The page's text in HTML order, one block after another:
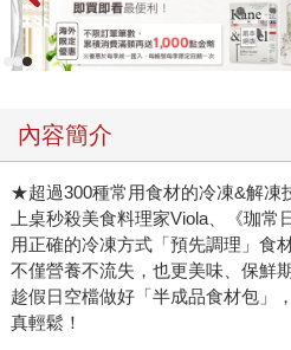
內容簡介
★超過300種常用食材的冷凍&解凍
上桌秒殺美食料理家Viola、《珈常
用正確的冷凍方式「預先調理」食
不僅營養不流失，也更美味、保鮮
趁假日空檔做好「半成品食材包」
真輕鬆！